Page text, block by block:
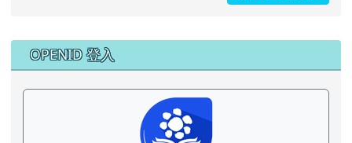
右邊區域內容
OPENID 登入